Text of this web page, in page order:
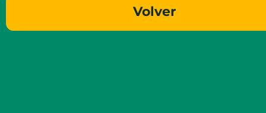
Volver